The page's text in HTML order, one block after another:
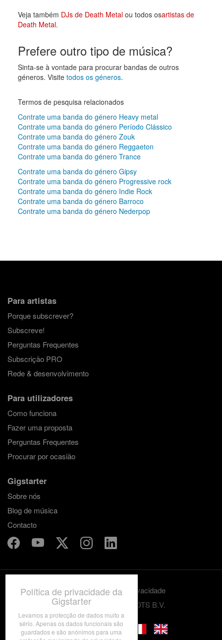
Veja também DJs de Death Metalou todos osartistas de
Death Metal.
Prefere outro tipo de música?
Sinta-se à vontade para procurar bandas de outros
géneros. Visite todos os géneros.
Termos de pesquisa relacionados
Contrate uma banda do género Heavy metal
Contrate uma banda do género Período Clássico
Contrate uma banda do género Zouk
Contrate uma banda do género Reggaeton
Contrate uma banda do género Trance
Contrate uma banda do género Gipsy
Contrate uma banda do género Progressive rock
Contrate uma banda do género Indie Rock
Contrate uma banda do género Barroco
Contrate uma banda do género Nederpop
Para artistas
Porque subscrever?
Subscreve!
Perguntas Frequentes
Subscrição PRO
Rede & desenvolvimento
Para utilizadores
Como funciona
Fazer uma proposta
Perguntas Frequentes
Procurar por ocasião
Gigstarter
Sobre nós
Blog de música
Contacto
Termos e condições
Privacidade
© 2012-2026 GRASSROOTS B.V.
Política de privacidade da
Gigstarter
Levamos a protecção de dados muito a
sério. Apenas os dados funcionais são
guardados e são anónimos para uma